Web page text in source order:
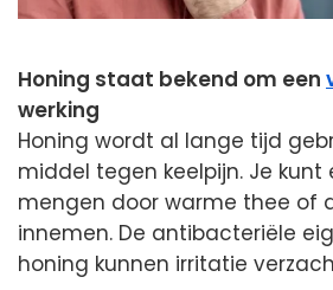
Honing staat bekend om een
werking
Honing wordt al lange tijd
middel tegen keelpijn. Je kunt
mengen door warme thee of
innemen. De antibacteriële
honing kunnen irritatie